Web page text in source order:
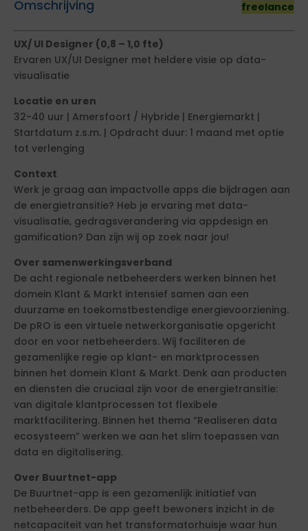
Omschrijving freelance
UX/ UI Designer (0,8 – 1,0 fte)
Ervaren UX/UI Designer met heldere visie op data-
visualisatie
Locatie en uren
32-40 uur | Amersfoort / Hybride | Energiemarkt |
Startdatum z.s.m. | Opdracht duur: 1 maand met optie
tot verlenging
Context
Werk je graag aan impactvolle apps die bijdragen aan
de energietransitie? Heb je ervaring met data-
visualisatie, gedragsverandering via appdesign en
gamification? Dan zijn wij op zoek naar jou!
Over samenwerkingsverband
De acht regionale netbeheerders werken binnen het
domein Klant & Markt intensief samen aan een
duurzame en toekomstbestendige energievoorziening.
De pRO is een virtuele netwerkorganisatie opgericht
door en voor netbeheerders. Wij faciliteren de
gezamenlijke regie op klant- en marktprocessen
binnen het domein Klant & Markt. Denk aan producten
en diensten die cruciaal zijn voor de energietransitie:
van digitale klantprocessen tot flexibele
marktfacilitering. Binnen het thema “Realiseren data
ecosysteem” werken we aan het slim toepassen van
data en digitalisering.
Over Buurtnet-app
De Buurtnet-app is een gezamenlijk initiatief van
netbeheerders. De app geeft bewoners inzicht in de
netcapaciteit van het transformatorhuisje waar hun